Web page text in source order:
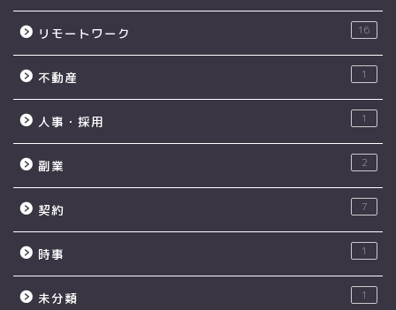
リモートワーク 16
不動産 1
人事・採用 1
副業 2
契約 7
時事 1
未分類 1